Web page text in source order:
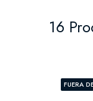
16
FUERA